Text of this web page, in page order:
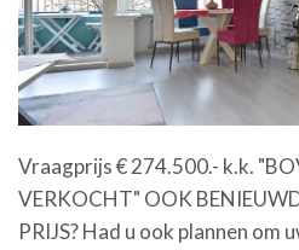
Vraagprijs € 274.500.- k.k.
VERKOCHT" OOK
PRIJS? Had u ook plannen om